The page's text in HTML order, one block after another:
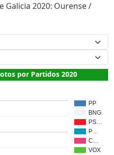
Galicia 2020: Ourense /
por Partidos 2020
PP
BNG
PS…
P…
C…
VOX